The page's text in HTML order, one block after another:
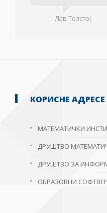
Лав Толстој
КОРИСНЕ АДРЕСЕ
МАТЕМАТИЧКИ
ДРУШТВО
ДРУШТВО ЗА
ОБРАЗОВНИ СОФТВЕР